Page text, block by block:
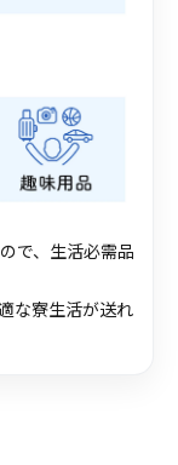
で、生活必需品
な寮生活が送れ